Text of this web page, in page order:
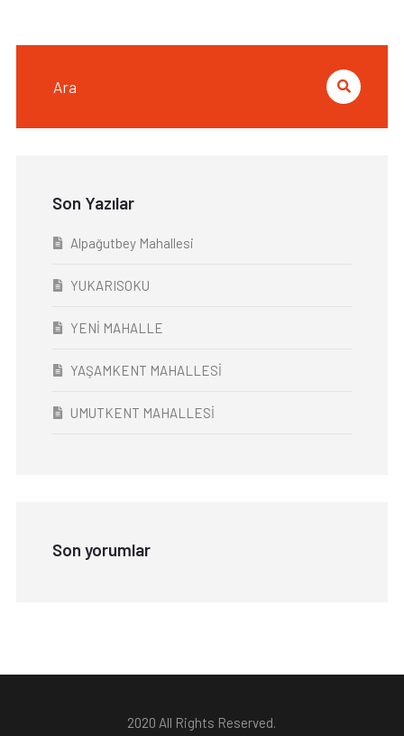
Son Yazılar
Alpağutbey Mahallesi
YUKARISOKU
YENİ MAHALLE
YAŞAMKENT MAHALLESİ
UMUTKENT MAHALLESİ
Son yorumlar
2020 All Rights Reserved.